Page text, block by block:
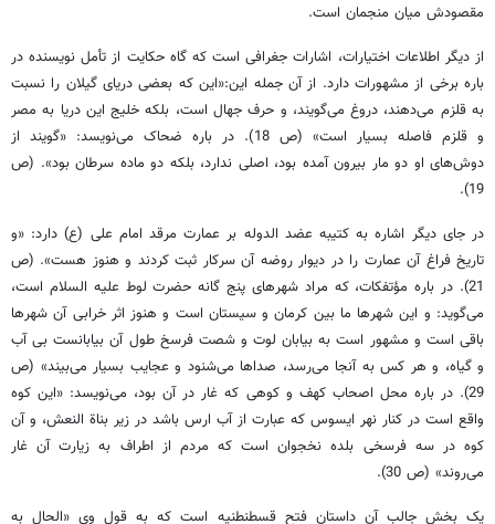
مقصودش میان منجمان است.
از دیگر اطلاعات اختیارات، اشارات جغرافی است که گاه حکایت از تأمل نویسنده در
باره برخی از مشهورات دارد. از آن جمله این:«این که بعضی دریای گیلان را نسبت
به قلزم می‌دهند، دروغ می‌گویند، و حرف جهال است، بلکه خلیج این دریا به مصر
و قلزم فاصله بسیار است» (ص 18). در باره ضحاک می‌نویسد: «گویند از
دوش‌های او دو مار بیرون آمده بود، اصلی ندارد، بلکه دو ماده سرطان بود». (ص
19).
در جای دیگر اشاره به کتیبه عضد الدوله بر عمارت مرقد امام علی (ع) دارد: «و
تاریخ فراغ آن عمارت را در دیوار روضه آن سرکار ثبت کردند و هنوز هست». (ص
21). در باره مؤتفکات، که مراد شهرهای پنج گانه حضرت لوط علیه السلام است،
می‌گوید: و این شهرها ما بین کرمان و سیستان است و هنوز اثر خرابی آن شهرها
باقی است و مشهور است به بیابان لوت و شصت فرسخ طول آن بیابانست بی آب
و گیاه، و هر کس به آنجا می‌رسد، صداها می‌شنود و عجایب بسیار می‌بیند» (ص
29). در باره محل اصحاب کهف و کوهی که غار در آن بود، می‌نویسد: «این کوه
واقع است در کنار نهر ایسوس که عبارت از آب ارس باشد در زیر بناة النعش، و آن
کوه در سه فرسخی بلده نخجوان است که مردم از اطراف به زیارت آن غار
می‌روند» (ص 30).
یک بخش جالب آن داستان فتح قسطنطنیه است که به قول وی «الحال به